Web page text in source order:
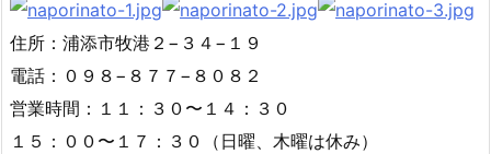
住所：浦添市牧港２−３４−１９
電話：０９８−８７７−８０８２
営業時間：１１：３０〜１４：３０
１５：００〜１７：３０（日曜、木曜は休み）